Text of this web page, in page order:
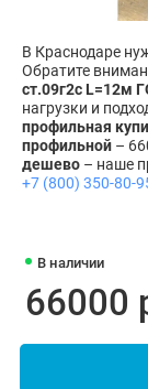
В наличии
66000
В Краснодаре
Обратите
ст.09г2с L=12м
нагрузки и
профильная
профильной –
дешево – наше
+7 (800) 350-80-